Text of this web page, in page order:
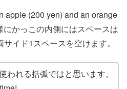
apple (200 yen) and an orange
にかっこの内側にはスペースは
イド1スペースを空けます。
われる括弧ではと思います。